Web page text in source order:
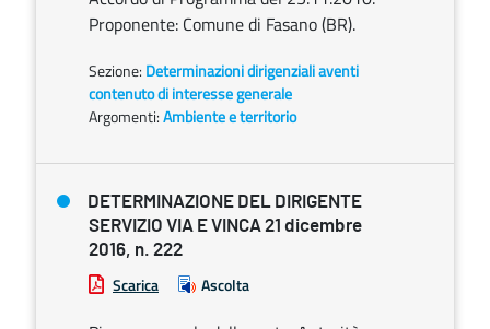
Proponente: Comune di Fasano (BR).
Sezione: Determinazioni dirigenziali aventi
contenuto di interesse generale
Argomenti:Ambiente e territorio
DETERMINAZIONE DEL DIRIGENTE
SERVIZIO VIA E VINCA 21 dicembre
2016, n. 222
Scarica Ascolta